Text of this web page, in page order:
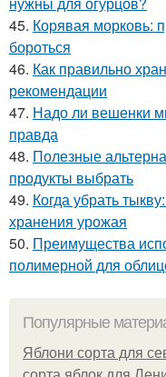
45. Корявая морковь:
бороться
46. Как правильно
рекомендации
47. Надо ли вешенки
правда
48. Полезные
продукты выбрать
49. Когда убрать
хранения урожая
50. Преимущества
полимерной для
Популярные
Яблони сорта для